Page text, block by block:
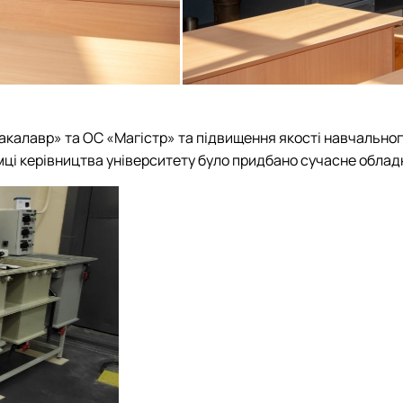
та ОС «Магістр» та підвищення якості
керівництва університету було придбано сучасне